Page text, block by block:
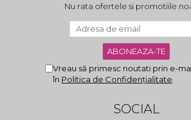
Nu rata ofertele si promotiile
Vreau să primesc noutati prin e-
în Politica de Confidențialitate
SOCIAL